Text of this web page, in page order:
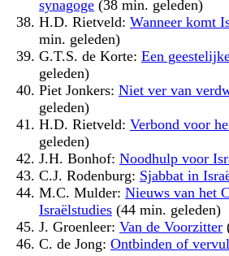
synagoge (38 min. geleden)
H.D. Rietveld: Wanneer komt
min. geleden)
G.T.S. de Korte: Een
geleden)
Piet Jonkers: Niet ver van
geleden)
H.D. Rietveld: Verbond voor
geleden)
J.H. Bonhof: Noodhulp voor
C.J. Rodenburg: Sjabbat in
M.C. Mulder: Nieuws van het
Israëlstudies (44 min. geleden)
J. Groenleer: Van de Voorzitter
C. de Jong: Ontbinden of